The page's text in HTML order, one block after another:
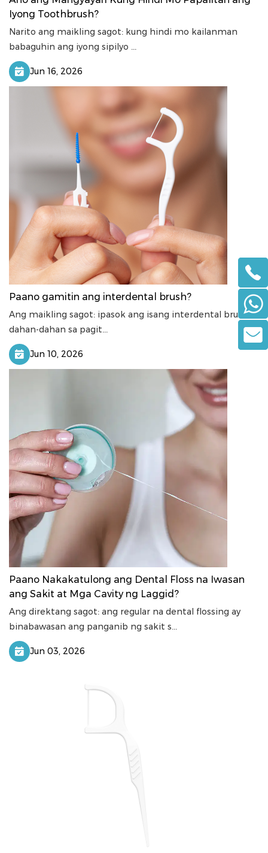
Iyong Toothbrush?
Narito ang maikling sagot: kung hindi mo kailanman
babaguhin ang iyong sipilyo ...
Jun 16, 2026
Paano gamitin ang interdental brush?
Ang maikling sagot: ipasok ang isang interdental brush
dahan-dahan sa pagit...
Jun 10, 2026
Paano Nakakatulong ang Dental Floss na Iwasan
ang Sakit at Mga Cavity ng Laggid?
Ang direktang sagot: ang regular na dental flossing ay
binabawasan ang panganib ng sakit s...
Jun 03, 2026